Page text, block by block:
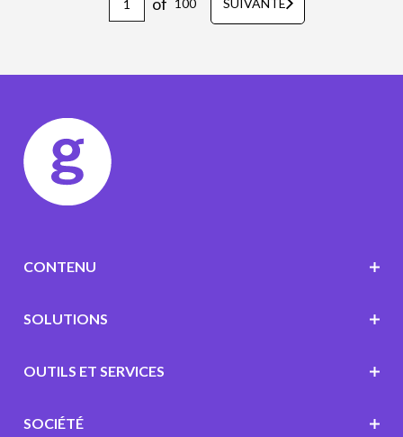
100 SUIVANTE
CONTENU
SOLUTIONS
OUTILS ET SERVICES
SOCIÉTÉ